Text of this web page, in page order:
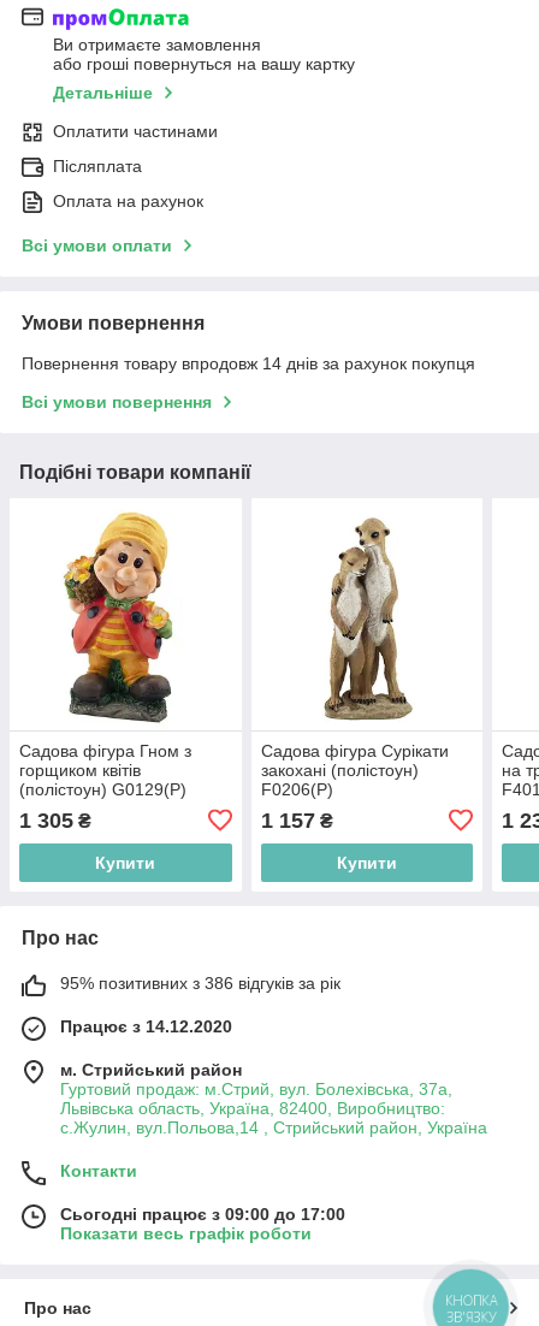
Ви отримаєте замовлення
або гроші повернуться на вашу картку
Детальніше
Оплатити частинами
Післяплата
Оплата на рахунок
Всі умови оплати
Умови повернення
Повернення товару впродовж 14 днів за рахунок покупця
Всі умови повернення
Подібні товари компанії
Садова фігура Гном з
горщиком квітів
(полістоун) G0129(P)
1 305 ₴
Купити
Садова фігура Сурікати
закохані (полістоун)
F0206(P)
1 157₴
Купити
на
1
Про нас
95% позитивних з 386 відгуків за рік
Працює з 14.12.2020
м. Стрийський район
Гуртовий продаж: м.Стрий, вул. Болехівська, 37а,
Львівська область, Україна, 82400, Виробництво:
с.Жулин, вул.Польова,14 , Стрийський район, Україна
Контакти
Сьогодні працює з 09:00 до 17:00
Показати весь графік роботи
Про нас
КНОПКА
ЗВ'ЯЗКУ